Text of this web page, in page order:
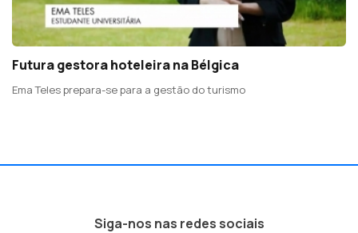
Futura gestora hoteleira na Bélgica
Ema Teles prepara-se para a gestão do turismo
Siga-nos nas redes sociais